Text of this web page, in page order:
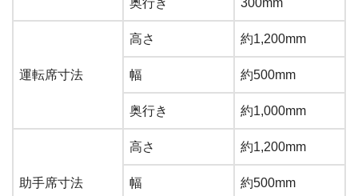
奥行き 300mm
運転席寸法
高さ 約1,200mm
幅 約500mm
奥行き 約1,000mm
助手席寸法
高さ 約1,200mm
幅 約500mm